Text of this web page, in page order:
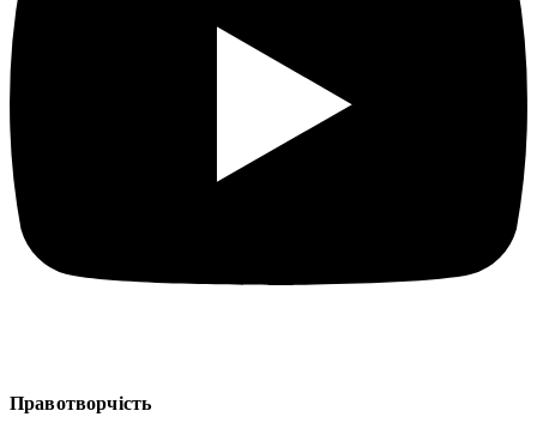
Правотворчість